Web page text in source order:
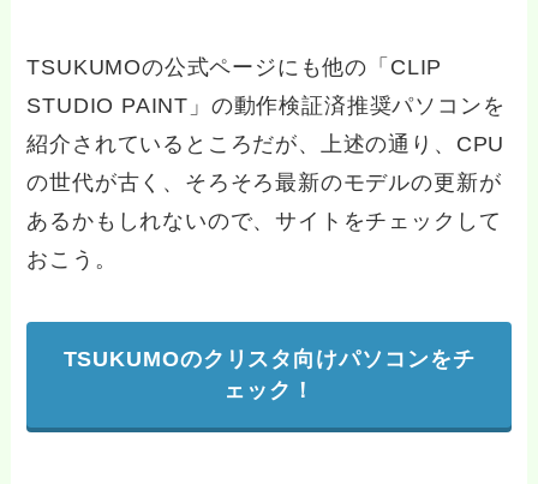
TSUKUMOの公式ページにも他の「CLIP
STUDIO PAINT」の動作検証済推奨パソコンを
紹介されているところだが、上述の通り、CPU
の世代が古く、そろそろ最新のモデルの更新が
あるかもしれないので、サイトをチェックして
おこう。
TSUKUMOのクリスタ向けパソコンをチ
ェック！